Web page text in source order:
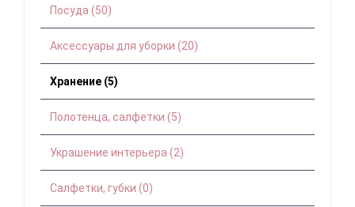
Посуда (50)
Аксессуары для уборки (20)
Хранение (5)
Полотенца, салфетки (5)
Украшение интерьера (2)
Салфетки, губки (0)